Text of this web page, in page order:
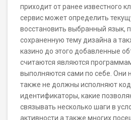
приходит от ранее известного
сервис может определить
восстановить выбранный язык,
сохраненную тему дизайна а
казино до этого добавленные
считаются являются
выполняются сами по себе. Они
также не должны исполняют
идентификаторы, какие
связывать несколько шаги в
активности а также многих